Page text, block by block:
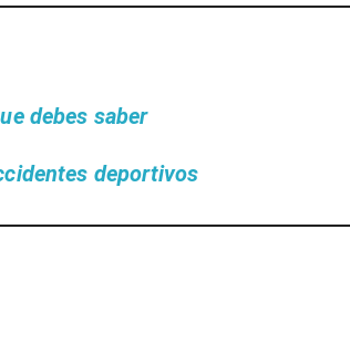
debes saber
deportivos